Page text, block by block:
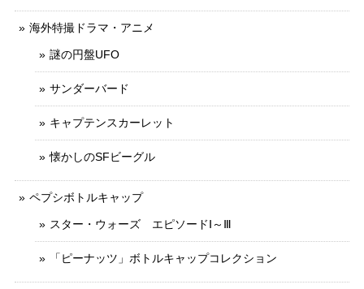
海外特撮ドラマ・アニメ
謎の円盤UFO
サンダーバード
キャプテンスカーレット
懐かしのSFビーグル
ペプシボトルキャップ
スター・ウォーズ エピソードⅠ～Ⅲ
「ピーナッツ」ボトルキャップコレクション